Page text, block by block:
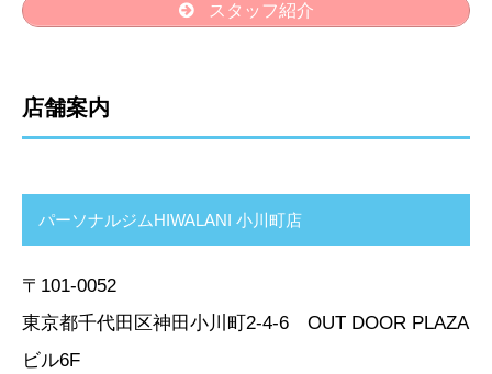
スタッフ紹介
店舗案内
パーソナルジムHIWALANI 小川町店
〒101-0052
東京都千代田区神田小川町2-4-6 OUT DOOR PLAZA
ビル6F